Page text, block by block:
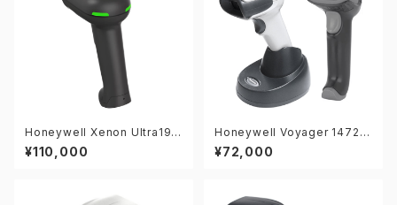
Honeywell Xenon Ultra196
2gHD-USB 2次元バーコード
リーダー
¥110,000
Honeywell Voyager 1472G
2D-USB 2次元バーコードリ
ーダー
¥72,000